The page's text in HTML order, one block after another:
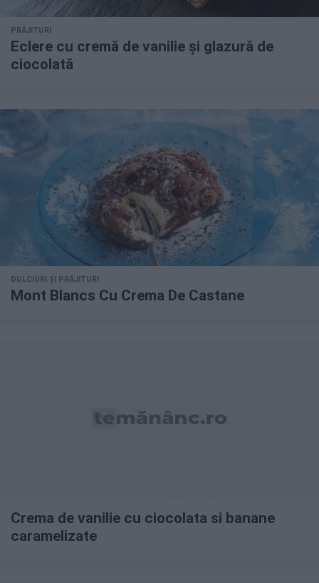
PRĂJITURI
Eclere cu cremă de vanilie și glazură de
ciocolată
DULCIURI ȘI PRĂJITURI
Mont Blancs Cu Crema De Castane
Crema de vanilie cu ciocolata si banane
caramelizate